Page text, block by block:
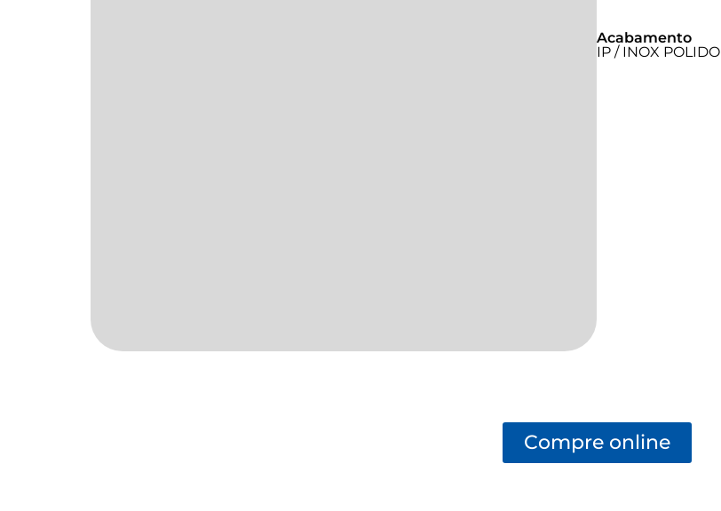
Acabamento
IP / INOX POLIDO
Compre online